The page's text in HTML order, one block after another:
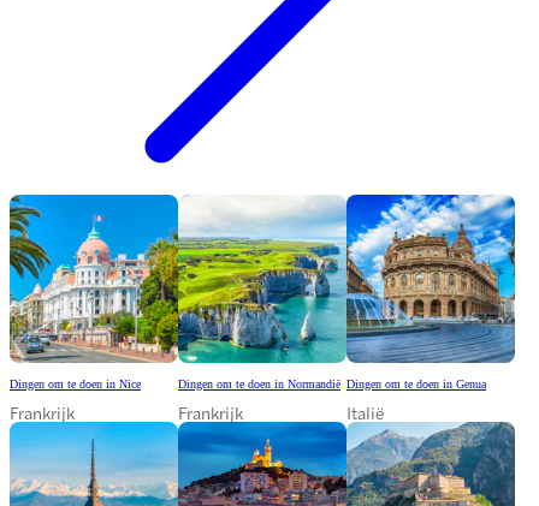
Dingen om te doen in Nice
Frankrijk
Dingen om te doen in Normandië
Frankrijk
Dingen om te doen in Genua
Italië